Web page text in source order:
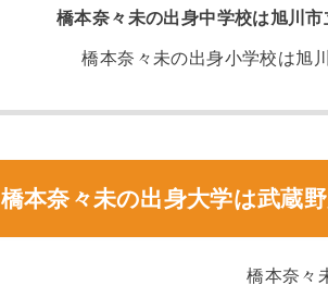
橋本奈々未の出身中学校は旭川
橋本奈々未の出身小学校は旭
橋本奈々未の出身大学は武蔵
橋本奈々